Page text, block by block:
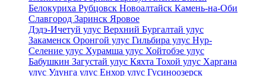
Белокуриха Рубцовск Новоалтайск Камень-на-Оби
Славгород Заринск Яровое
Дэдэ-Ичетуй улус Верхний Бургалтай улус
Закаменск Оронгой улус Гильбира улус Нур-
Селение улус Хурамша улус Хойтобэе улус
Бабушкин Загустай улус Кяхта Тохой улус Харгана
улус Удунга улус Енхор улус Гусиноозерск